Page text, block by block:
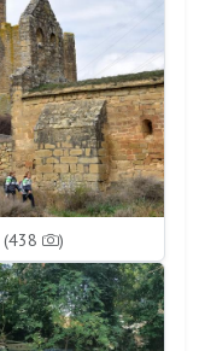
(438 )